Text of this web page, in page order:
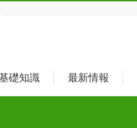
礎知識 最新情報